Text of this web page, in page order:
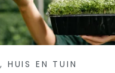
HUIS EN TUIN